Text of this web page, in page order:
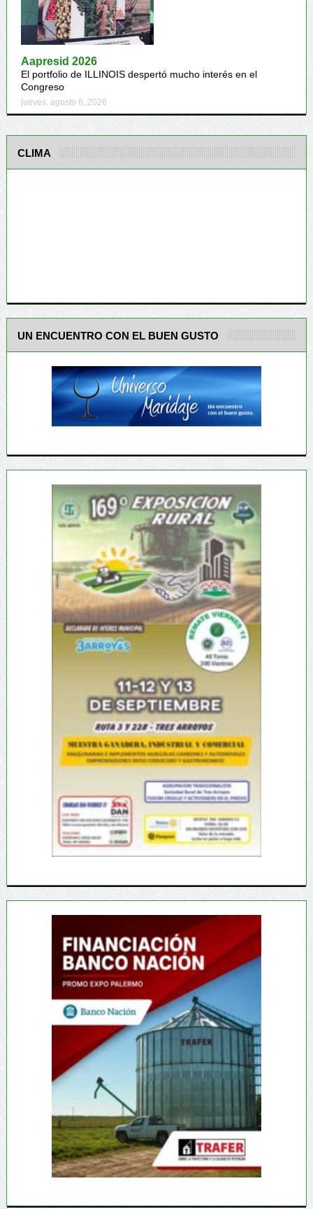
Aapresid 2026
El portfolio de ILLINOIS despertó mucho interés en el
Congreso
jueves, agosto 6, 2026
CLIMA
UN ENCUENTRO CON EL BUEN GUSTO